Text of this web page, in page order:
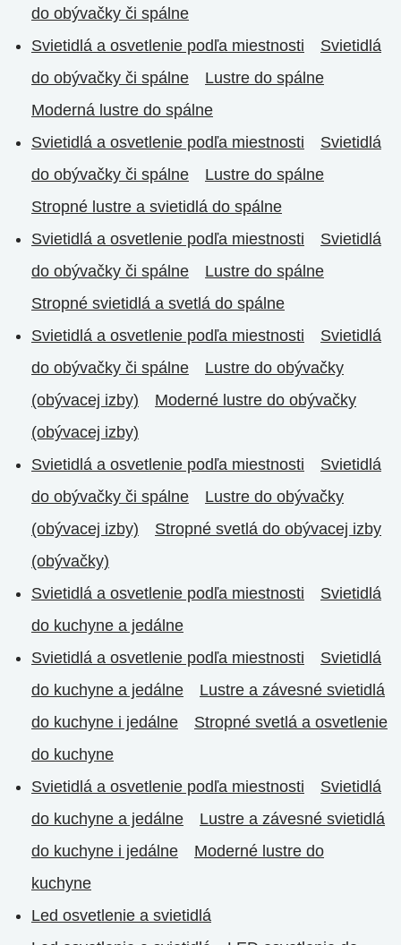
do obývačky či spálne
Svietidlá a osvetlenie podľa miestnosti
Svietidlá
do obývačky či spálne
Lustre do spálne
Moderná lustre do spálne
Svietidlá a osvetlenie podľa miestnosti
Svietidlá
do obývačky či spálne
Lustre do spálne
Stropné lustre a svietidlá do spálne
Svietidlá a osvetlenie podľa miestnosti
Svietidlá
do obývačky či spálne
Lustre do spálne
Stropné svietidlá a svetlá do spálne
Svietidlá a osvetlenie podľa miestnosti
Svietidlá
do obývačky či spálne
Lustre do obývačky
(obývacej izby)
Moderné lustre do obývačky
(obývacej izby)
Svietidlá a osvetlenie podľa miestnosti
Svietidlá
do obývačky či spálne
Lustre do obývačky
(obývacej izby)
Stropné svetlá do obývacej izby
(obývačky)
Svietidlá a osvetlenie podľa miestnosti
Svietidlá
do kuchyne a jedálne
Svietidlá a osvetlenie podľa miestnosti
Svietidlá
do kuchyne a jedálne
Lustre a závesné svietidlá
do kuchyne i jedálne
Stropné svetlá a osvetlenie
do kuchyne
Svietidlá a osvetlenie podľa miestnosti
Svietidlá
do kuchyne a jedálne
Lustre a závesné svietidlá
do kuchyne i jedálne
Moderné lustre do
kuchyne
Led osvetlenie a svietidlá